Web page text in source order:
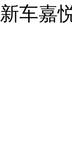
车嘉